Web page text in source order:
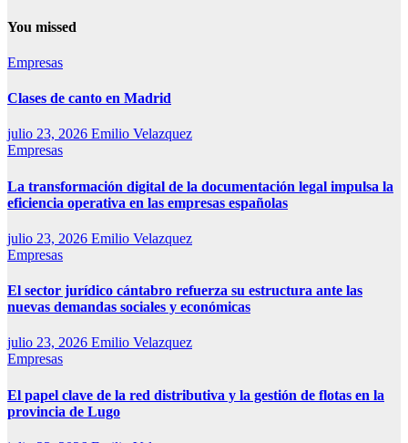
You missed
Empresas
Clases de canto en Madrid
julio 23, 2026 Emilio Velazquez
Empresas
La transformación digital de la documentación legal impulsa la
eficiencia operativa en las empresas españolas
julio 23, 2026 Emilio Velazquez
Empresas
El sector jurídico cántabro refuerza su estructura ante las
nuevas demandas sociales y económicas
julio 23, 2026 Emilio Velazquez
Empresas
El papel clave de la red distributiva y la gestión de flotas en la
provincia de Lugo